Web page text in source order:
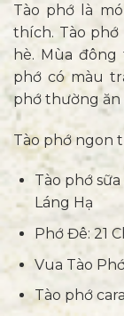
Tào phớ là
thích. Tào phớ
hè. Mùa
phớ có màu
phớ thường ăn
Tào phớ ngon
Tào phớ
Láng Hạ
Phớ Đê: 21
Vua Tào
Tào phớ